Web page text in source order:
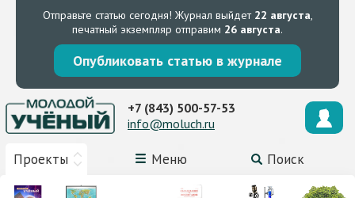
Отправьте статью сегодня! Журнал выйдет 22 августа,
печатный экземпляр отправим 26 августа.
Опубликовать статью в журнале
Проекты Меню Поиск
+7 (843) 500-57-53
info@moluch.ru